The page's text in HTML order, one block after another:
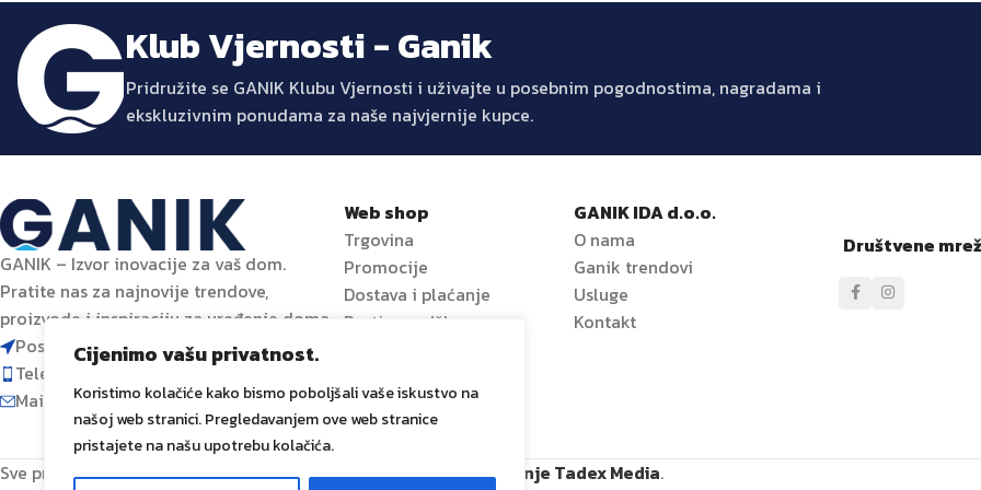
Cijenimo vašu privatnost.
Koristimo kolačiće kako bismo poboljšali vaše iskustvo na
našoj web stranici. Pregledavanjem ove web stranice
pristajete na našu upotrebu kolačića.
Klub Vjernosti - Ganik
Pridružite se GANIK Klubu Vjernosti i uživajte u posebnim pogodnostima, nagradama i
ekskluzivnim ponudama za naše najvjernije kupce.
GANIK – Izvor inovacije za vaš dom.
Pratite nas za najnovije trendove,
proizvode i inspiraciju za uređenje doma.
Poslovni centar 96-2, 72250 Vitez
Telefon: 063 392 382
Mail: shop@ganik.ba
Web shop
Trgovina
Promocije
Dostava i plaćanje
Prati narudžbu
GANIK IDA d.o.o.
O nama
Ganik trendovi
Usluge
Kontakt
Društvene
Sve prava zadržanaGANIKIDA D.O.O. Vitez2024Izrada i održavanje Tadex Media.